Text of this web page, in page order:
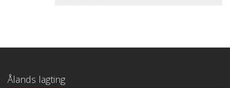
Ålands lagting